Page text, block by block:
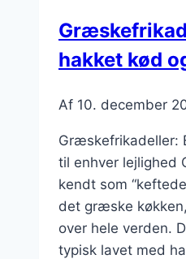
hakket kød
Af 10. december
Græskefrikadeller:
til enhver lejlighed
kendt som
det græske
over hele verden.
typisk lavet med